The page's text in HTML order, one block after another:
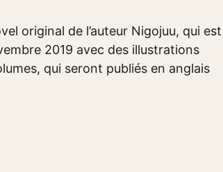
original de l’auteur Nigojuu, qui est
2019 avec des illustrations
qui seront publiés en anglais